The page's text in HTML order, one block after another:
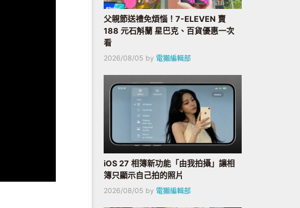
父親節送禮免煩惱！7-ELEVEN 賣
188 元石斛蘭 星巴克、百貨優惠一次
看
2026/08/05 by 電獺編輯部
iOS 27 相簿新功能「由我拍攝」讓相
簿只顯示自己拍的照片
2026/08/05 by 電獺編輯部